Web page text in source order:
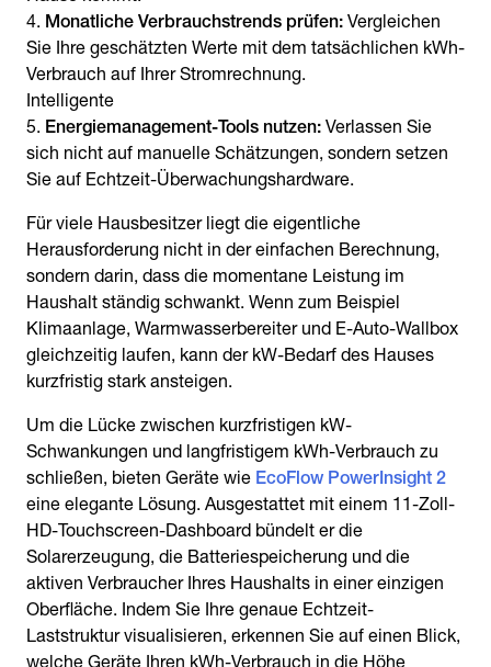
Monatliche Verbrauchstrends prüfen: Vergleichen
Sie Ihre geschätzten Werte mit dem tatsächlichen kWh-
Verbrauch auf Ihrer Stromrechnung.
Intelligente
Energiemanagement-Tools nutzen: Verlassen Sie
sich nicht auf manuelle Schätzungen, sondern setzen
Sie auf Echtzeit-Überwachungshardware.
Für viele Hausbesitzer liegt die eigentliche
Herausforderung nicht in der einfachen Berechnung,
sondern darin, dass die momentane Leistung im
Haushalt ständig schwankt. Wenn zum Beispiel
Klimaanlage, Warmwasserbereiter und E-Auto-Wallbox
gleichzeitig laufen, kann der kW-Bedarf des Hauses
kurzfristig stark ansteigen.
Um die Lücke zwischen kurzfristigen kW-
Schwankungen und langfristigem kWh-Verbrauch zu
schließen, bieten Geräte wie EcoFlow PowerInsight 2
eine elegante Lösung. Ausgestattet mit einem 11-Zoll-
HD-Touchscreen-Dashboard bündelt er die
Solarerzeugung, die Batteriespeicherung und die
aktiven Verbraucher Ihres Haushalts in einer einzigen
Oberfläche. Indem Sie Ihre genaue Echtzeit-
Laststruktur visualisieren, erkennen Sie auf einen Blick,
welche Geräte Ihren kWh-Verbrauch in die Höhe